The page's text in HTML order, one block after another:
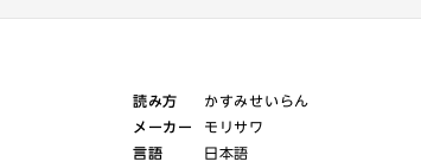
読み方
かすみせいらん
メーカー
モリサワ
言語
日本語